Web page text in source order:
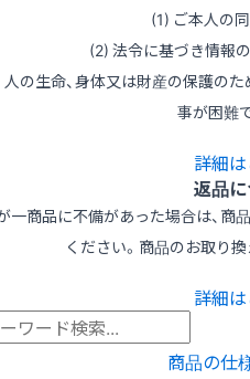
(1) ご本人の
(2) 法令に基づき情報
の生命、身体又は財産の保護の
事が困難
詳細
返品
一商品に不備があった場合は、
ください。商品のお取り
詳細
商品の仕